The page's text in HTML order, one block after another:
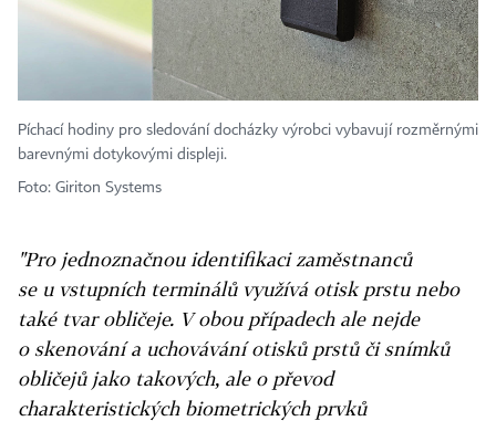
Píchací hodiny pro sledování docházky výrobci vybavují rozměrnými
barevnými dotykovými displeji.
Foto: Giriton Systems
"Pro jednoznačnou identifikaci zaměstnanců
se u vstupních terminálů využívá otisk prstu nebo
také tvar obličeje. V obou případech ale nejde
o skenování a uchovávání otisků prstů či snímků
obličejů jako takových, ale o převod
charakteristických biometrických prvků